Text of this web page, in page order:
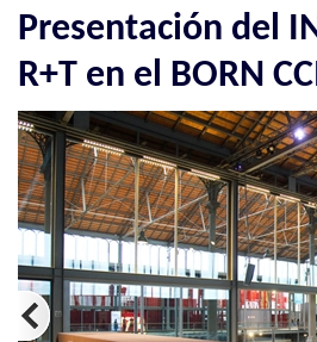
Presentación del
R+T en el BORN